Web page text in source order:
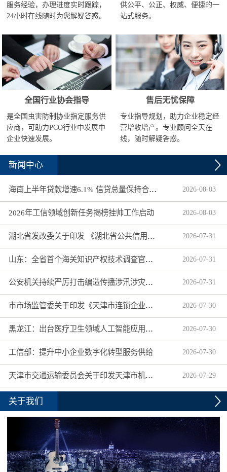
服务经验，办理进度实时跟踪，
24小时在线随时为您解疑答惑。
供公平、公正、权威、便捷的一
站式服务。
全国行业协会指导
是全国虫害防制协业指定服务供
应商，可助力PCO行业中发展中
企业快速发展。
售后无忧保障
专业指导规划，助力企业稳定经
营增收增产。专业顾问全天在
线，随时解疑答惑。
新闻中心
海南上半年贷款增速6.1% 信贷总量保持合理平稳增长 2026-08-03
2026年工信领域创新任务揭榜挂帅工作启动 2026-08-03
湖北省发改委关于印发 《湖北省公共信用信息目录（2026年版）》的通知 2026-07-31
山东：全省首个海关知识产权技术调查官制度落地济南自贸片区 2026-07-31
公安机关持续严厉打击编造传播涉汛涉灾网络谣言 2026-07-31
市市场监管委关于印发《天津市连锁企业食品经营许可“先证后核”信用承诺审批实施办法》的通知 2026-07-30
黑龙江：出台医疗卫生领域人工智能应用工作实施方案 2026-07-30
工信部：提升中小企业数字化转型服务供给 2026-07-30
天津市交通运输委员会关于印发天津市机动车驾驶员培训机构及教练员综合信用评价管理办法的通知 2026-07-29
关于我们